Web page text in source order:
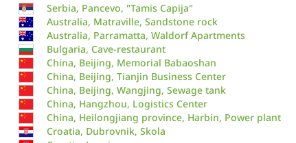
Serbia, Pancevo, "Tamis Capija"
Australia, Matraville, Sandstone rock
Australia, Parramatta, Waldorf Apartments
Bulgaria, Cave-restaurant
China, Beijing, Memorial Babaoshan
China, Beijing, Tianjin Business Center
China, Beijing, Wangjing, Sewage tank
China, Hangzhou, Logistics Center
China, Heilongjiang province, Harbin, Power plant
Croatia, Dubrovnik, Skola